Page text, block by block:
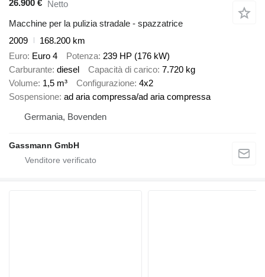
26.900 € Netto
Macchine per la pulizia stradale - spazzatrice
2009
168.200 km
Euro Euro 4 Potenza 239 HP (176 kW)
Carburante diesel Capacità di carico 7.720 kg
Volume 1,5 m³ Configurazione 4x2
Sospensione ad aria compressa/ad aria compressa
Germania, Bovenden
Gassmann GmbH